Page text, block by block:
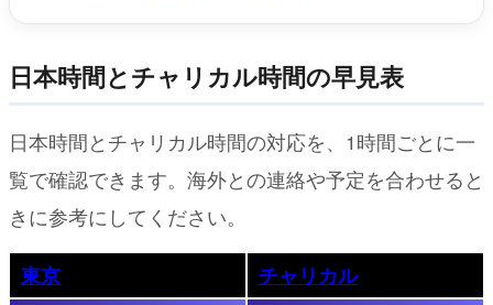
日本時間とチャリカル時間の早見表
日本時間とチャリカル時間の対応を、1時間ごとに一
覧で確認できます。海外との連絡や予定を合わせると
きに参考にしてください。
東京 チャリカル